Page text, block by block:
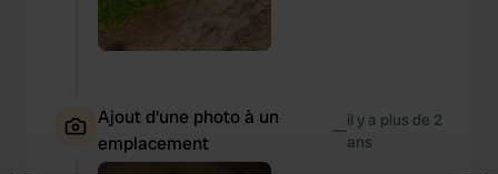
Ajout d'une photo à un
emplacement
—il y a plus de 2
ans